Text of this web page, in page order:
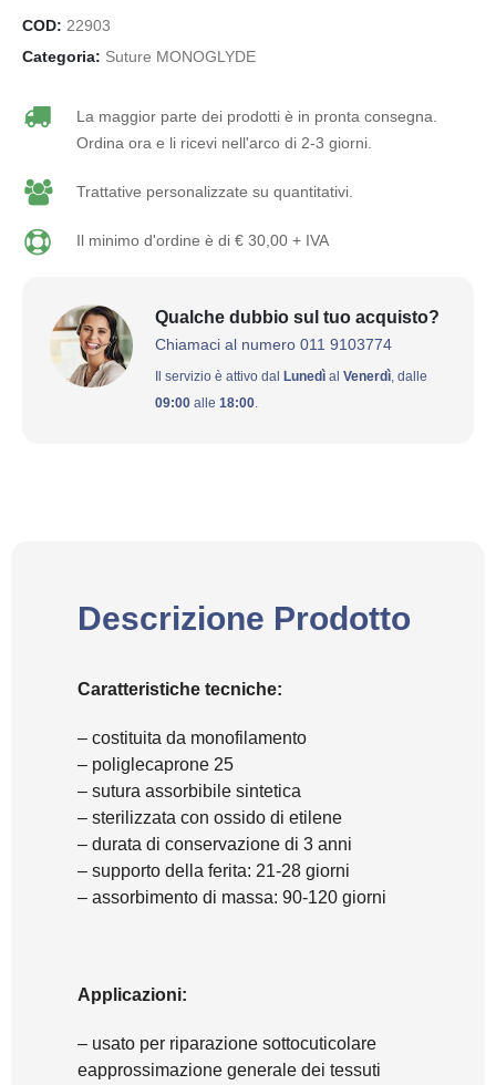
COD: 22903
Categoria: Suture MONOGLYDE
La maggior parte dei prodotti è in pronta consegna.
Ordina ora e li ricevi nell'arco di 2-3 giorni.
Trattative personalizzate su quantitativi.
Il minimo d'ordine è di € 30,00 + IVA
Qualche dubbio sul tuo acquisto?
Chiamaci al numero 011 9103774
Il servizio è attivo dal Lunedì al Venerdì, dalle
09:00 alle 18:00.
Descrizione Prodotto
Caratteristiche tecniche:
– costituita da monofilamento
– poliglecaprone 25
– sutura assorbibile sintetica
– sterilizzata con ossido di etilene
– durata di conservazione di 3 anni
– supporto della ferita: 21-28 giorni
– assorbimento di massa: 90-120 giorni
Applicazioni:
– usato per riparazione sottocuticolare
eapprossimazione generale dei tessuti